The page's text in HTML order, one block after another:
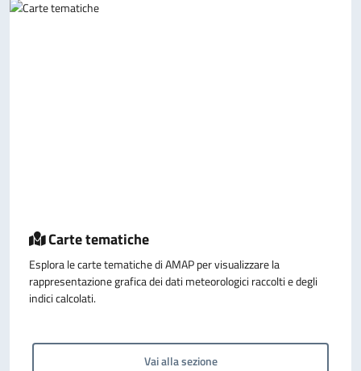
Carte tematiche
Esplora le carte tematiche di AMAP per visualizzare la
rappresentazione grafica dei dati meteorologici raccolti e degli
indici calcolati.
Vai alla sezione